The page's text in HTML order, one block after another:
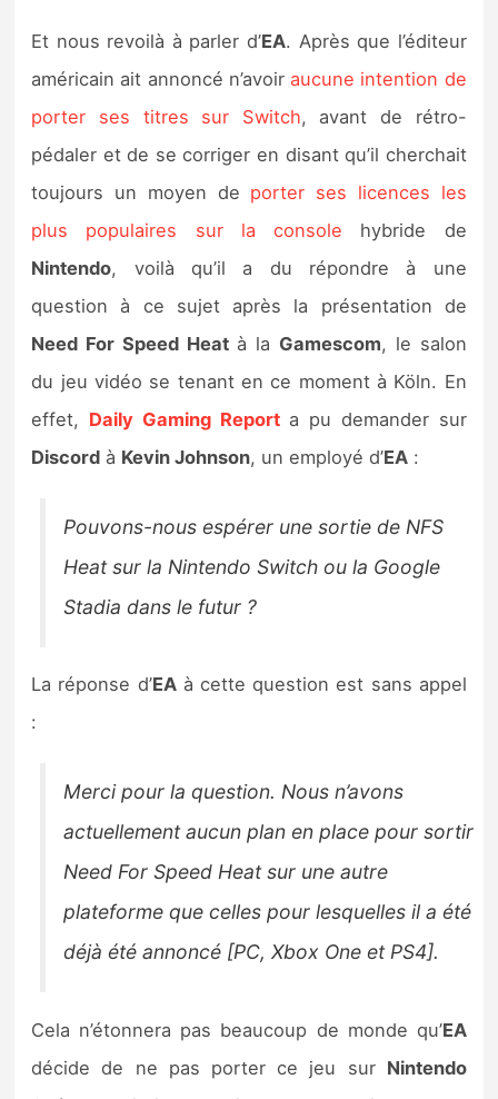
Tests et previews
Tests de jeux
Tests d’accessoires
Autres tests
Previews
Précommandes
Précommandes jeux Switch 2
Sorties de jeux
Guides
Et nous revoilà à parler d’EA. Après que l’éditeur
américain ait annoncé n’avoiraucune intention de
porter ses titres sur Switch, avant de rétro-
pédaler et de se corriger en disant qu’il cherchait
toujours un moyen de porter ses licences les
plus populaires sur la console hybride de
Nintendo, voilà qu’il a du répondre à une
question à ce sujet après la présentation de
Need For Speed Heatà la Gamescom, le salon
du jeu vidéo se tenant en ce moment à Köln. En
effet, Daily Gaming Reporta pu demander sur
Discord à Kevin Johnson, un employé d’EA :
Pouvons-nous espérer une sortie de NFS
Heat sur la Nintendo Switch ou la Google
Stadia dans le futur ?
La réponse d’EAà cette question est sans appel
:
Merci pour la question. Nous n’avons
actuellement aucun plan en place pour sortir
Need For Speed Heat sur une autre
plateforme que celles pour lesquelles il a été
déjà été annoncé [PC, Xbox One et PS4].
Cela n’étonnera pas beaucoup de monde qu’EA
décide de ne pas porter ce jeu sur Nintendo